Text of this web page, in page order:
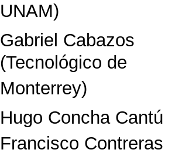
UNAM)
Gabriel Cabazos
(Tecnológico de
Monterrey)
Hugo Concha Cantú
Francisco Contreras